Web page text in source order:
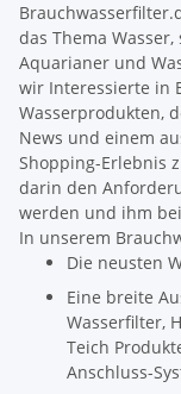
das Thema
Aquarianer und
wir Interessierte in
Wasserprodukten,
News und einem
Shopping-Erlebnis
darin den
werden und ihm
In unserem
Die neusten
Eine breite
Wasserfilter,
Teich
Anschluss-